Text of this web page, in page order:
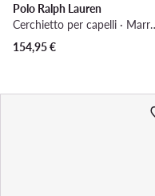
Polo Ralph Lauren
Cerchietto
154,95€